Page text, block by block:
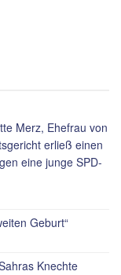
Merz, Ehefrau von
erließ einen
eine junge SPD-
Geburt“
Knechte